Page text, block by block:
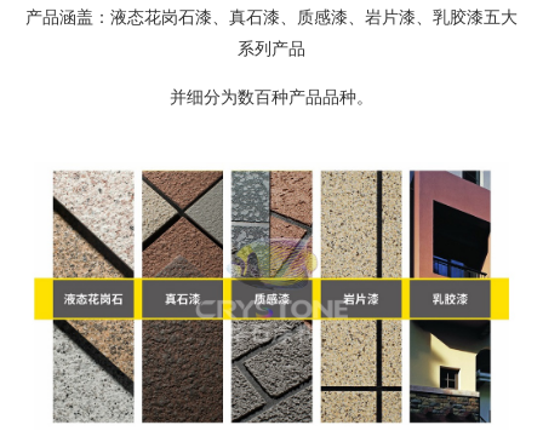
产品涵盖：液态花岗石漆、真石漆、质感漆、岩片漆、乳胶漆五大
系列产品
并细分为数百种产品品种。